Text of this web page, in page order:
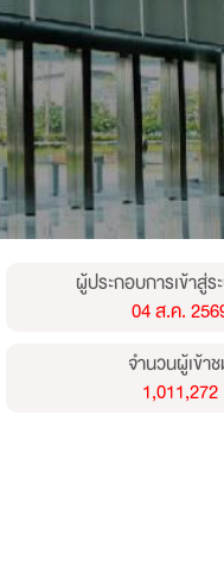
ผู้ประกอบการเข้าสู่
04 ส.ค.
จำนวนผู้เข้า
1,011,272